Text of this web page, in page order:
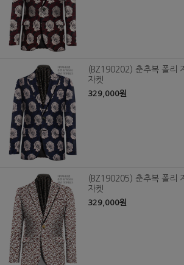
(BZ190202) 춘추복 폴리
자켓
329,000원
(BZ190205) 춘추복 폴리
자켓
329,000원